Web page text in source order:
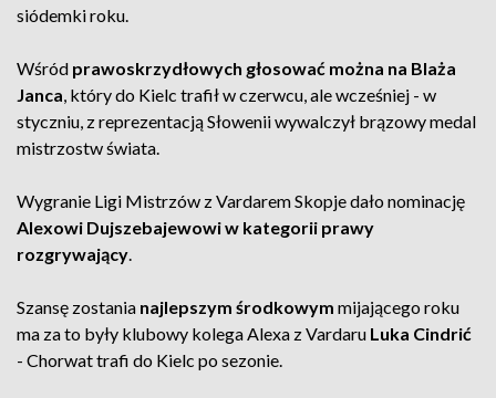
siódemki roku.
Wśród prawoskrzydłowych głosować można na Blaża
Janca, który do Kielc trafił w czerwcu, ale wcześniej - w
styczniu, z reprezentacją Słowenii wywalczył brązowy medal
mistrzostw świata.
Wygranie Ligi Mistrzów z Vardarem Skopje dało nominację
Alexowi Dujszebajewowi w kategorii prawy
rozgrywający.
Szansę zostania najlepszym środkowym mijającego roku
ma za to były klubowy kolega Alexa z Vardaru Luka Cindrić
- Chorwat trafi do Kielc po sezonie.